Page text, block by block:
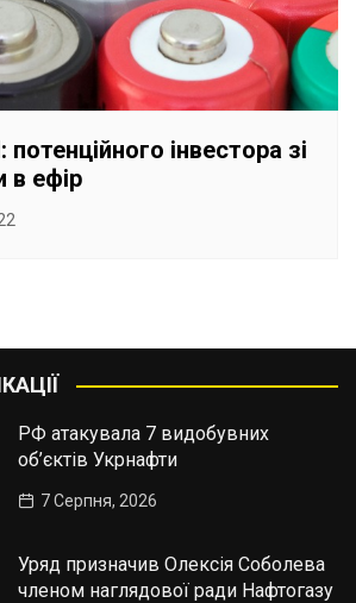
потенційного інвестора зі
ефір
РФ атакувала 7 видобувних
об’єктів Укрнафти
7 Серпня, 2026
Уряд призначив Олексія Соболева
членом наглядової ради Нафтогазу